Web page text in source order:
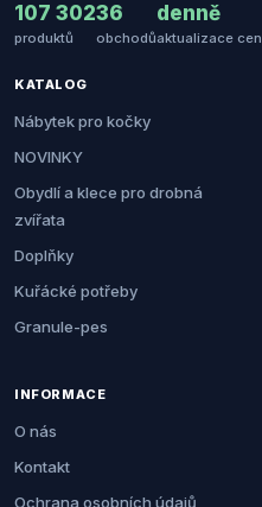
107 302
produktů
36
obchodů
denně
aktualizace cen
KATALOG
Nábytek pro kočky
NOVINKY
Obydlí a klece pro drobná
zvířata
Doplňky
Kuřácké potřeby
Granule-pes
INFORMACE
O nás
Kontakt
Ochrana osobních údajů